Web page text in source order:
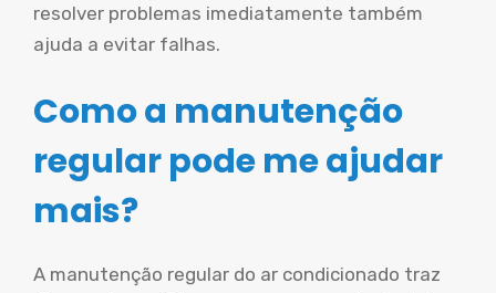
resolver problemas imediatamente também
ajuda a evitar falhas.
Como a manutenção
regular pode me ajudar
mais?
A manutenção regular do ar condicionado traz